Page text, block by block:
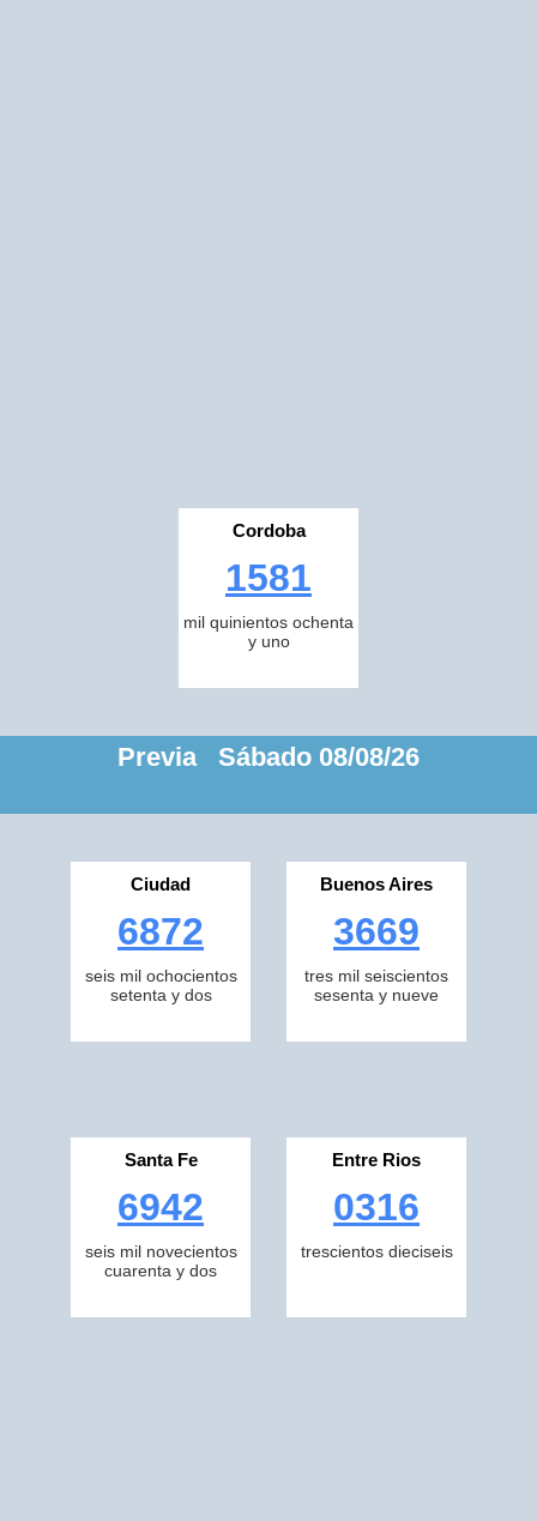
Cordoba
1581
mil quinientos ochenta
y uno
Previa Sábado 08/08/26
Ciudad
6872
seis mil ochocientos
setenta y dos
Buenos Aires
3669
tres mil seiscientos
sesenta y nueve
Santa Fe
6942
seis mil novecientos
cuarenta y dos
Entre Rios
0316
trescientos dieciseis